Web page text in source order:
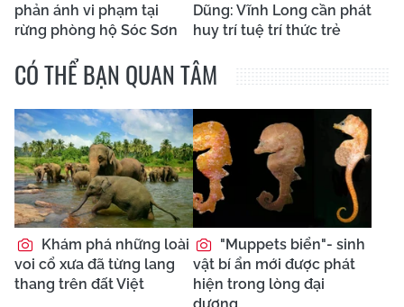
phản ánh vi phạm tại
rừng phòng hộ Sóc Sơn
Dũng: Vĩnh Long cần phát
huy trí tuệ trí thức trẻ
CÓ THỂ BẠN QUAN TÂM
Khám phá những loài
voi cổ xưa đã từng lang
thang trên đất Việt
"Muppets biển"- sinh
vật bí ẩn mới được phát
hiện trong lòng đại
dương,